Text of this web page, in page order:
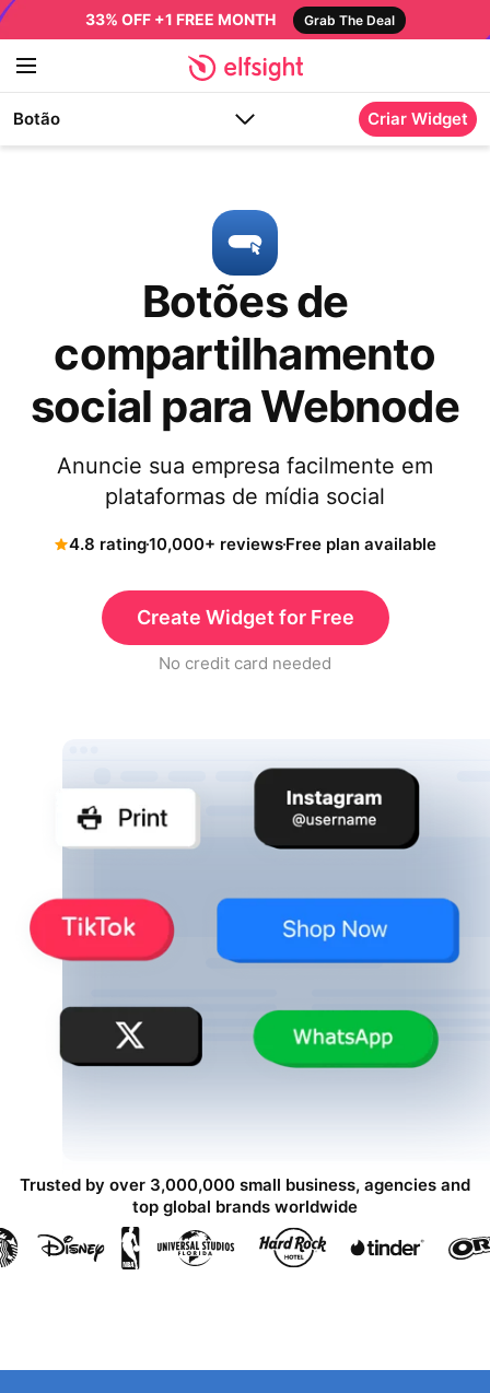
33% OFF +1 FREE MONTH Grab The Deal
Botão Criar Widget
Botões de
compartilhamento
social para Webnode
Anuncie sua empresa facilmente em
plataformas de mídia social
4.8 rating10,000+ reviewsFree plan available
Create Widget for Free
No credit card needed
Trusted by over 3,000,000 small business, agencies and
top global brands worldwide